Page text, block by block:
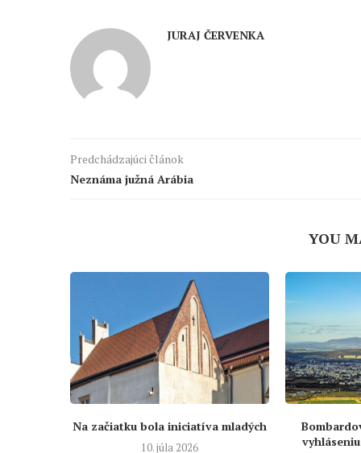
JURAJ ČERVENKA
Predchádzajúci článok
Neznáma južná Arábia
YOU
Na začiatku bola iniciatíva mladých
10. júla 2026